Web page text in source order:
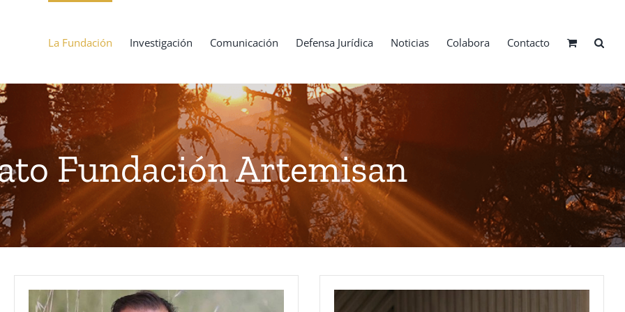
La Fundación Investigación Comunicación Defensa Jurídica Noticias Colabora Contacto
Fundación Artemisan